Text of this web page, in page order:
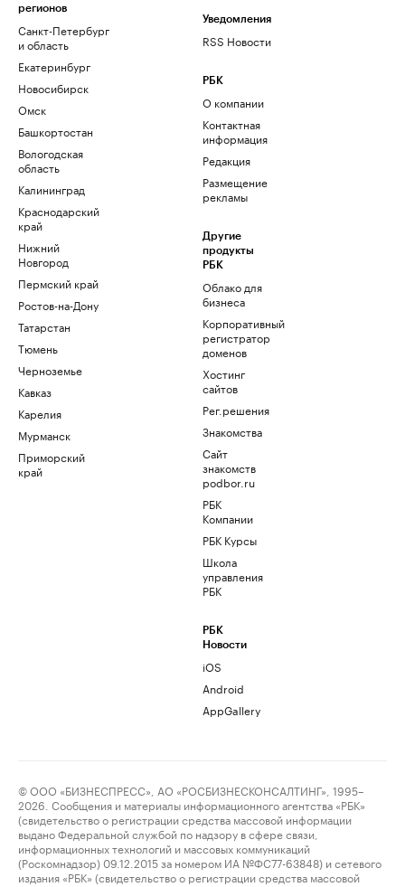
регионов
Санкт-Петербург
и область
Екатеринбург
Новосибирск
Омск
Башкортостан
Вологодская
область
Калининград
Краснодарский
край
Нижний
Новгород
Пермский край
Ростов-на-Дону
Татарстан
Тюмень
Черноземье
Кавказ
Карелия
Мурманск
Приморский
край
Уведомления
RSS Новости
РБК
О компании
Контактная
информация
Редакция
Размещение
рекламы
Другие
продукты
РБК
Облако для
бизнеса
Корпоративный
регистратор
доменов
Хостинг
сайтов
Рег.решения
Знакомства
Сайт
знакомств
podbor.ru
РБК
Компании
РБК Курсы
Школа
управления
РБК
РБК
Новости
iOS
Android
AppGallery
© ООО «БИЗНЕСПРЕСС», АО «РОСБИЗНЕСКОНСАЛТИНГ», 1995–
2026. Сообщения и материалы информационного агентства «РБК»
(свидетельство о регистрации средства массовой информации
выдано Федеральной службой по надзору в сфере связи,
информационных технологий и массовых коммуникаций
(Роскомнадзор) 09.12.2015 за номером ИА №ФС77-63848) и сетевого
издания «РБК» (свидетельство о регистрации средства массовой